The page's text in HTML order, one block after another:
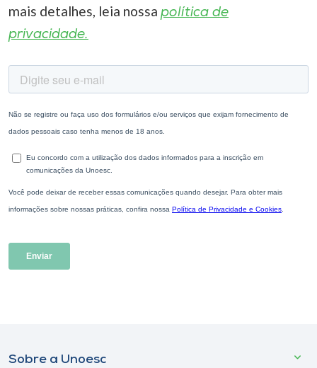
mais detalhes, leia nossa política de
privacidade.
Sobre a Unoesc